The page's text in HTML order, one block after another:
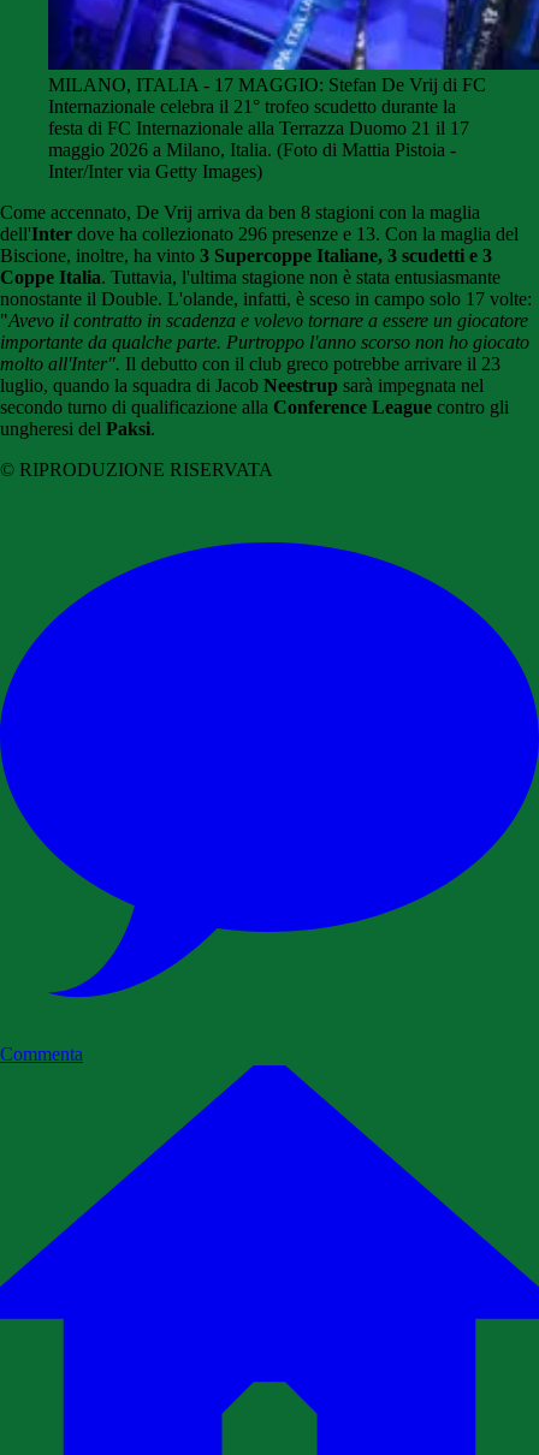
MILANO, ITALIA - 17 MAGGIO: Stefan De Vrij di FC
Internazionale celebra il 21° trofeo scudetto durante la
festa di FC Internazionale alla Terrazza Duomo 21 il 17
maggio 2026 a Milano, Italia. (Foto di Mattia Pistoia -
Inter/Inter via Getty Images)
Come accennato, De Vrij arriva da ben 8 stagioni con la maglia
dell'Inter dove ha collezionato 296 presenze e 13. Con la maglia del
Biscione, inoltre, ha vinto 3 Supercoppe Italiane, 3 scudetti e 3
Coppe Italia. Tuttavia, l'ultima stagione non è stata entusiasmante
nonostante il Double. L'olande, infatti, è sceso in campo solo 17 volte:
"Avevo il contratto in scadenza e volevo tornare a essere un giocatore
importante da qualche parte. Purtroppo l'anno scorso non ho giocato
molto all'Inter". Il debutto con il club greco potrebbe arrivare il 23
luglio, quando la squadra di Jacob Neestrup sarà impegnata nel
secondo turno di qualificazione alla Conference League contro gli
ungheresi del Paksi.
© RIPRODUZIONE RISERVATA
Commenta